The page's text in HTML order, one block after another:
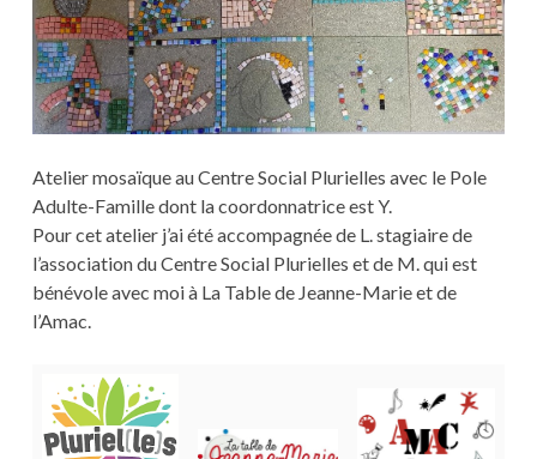
Atelier mosaïque au Centre Social Plurielles avec le Pole
Adulte-Famille dont la coordonnatrice est Y.
Pour cet atelier j’ai été accompagnée de L. stagiaire de
l’association du Centre Social Plurielles et de M. qui est
bénévole avec moi à La Table de Jeanne-Marie et de
l’Amac.